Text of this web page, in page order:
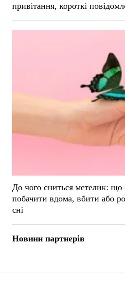
привітання, короткі
До чого сниться метелик: що
побачити вдома, вбити або
сні
Новини партнерів